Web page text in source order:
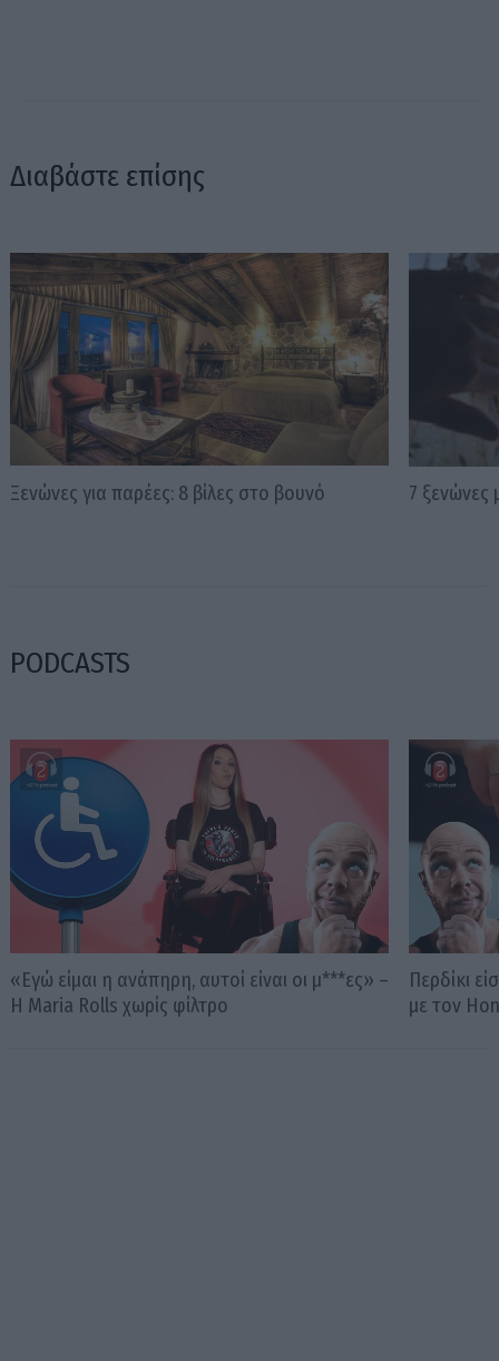
Διαβάστε επίσης
Ξενώνες για παρέες: 8 βίλες στο βουνό 7 ξενώνες
PODCASTS
«Εγώ είμαι η ανάπηρη, αυτοί είναι οι μ***ες» –
Η Maria Rolls χωρίς φίλτρο
Περδίκι
με τον